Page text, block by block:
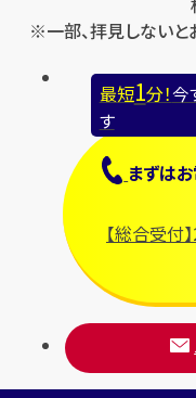
※一部、拝見しないと
最短1分！今
す
まずは
【総合受付